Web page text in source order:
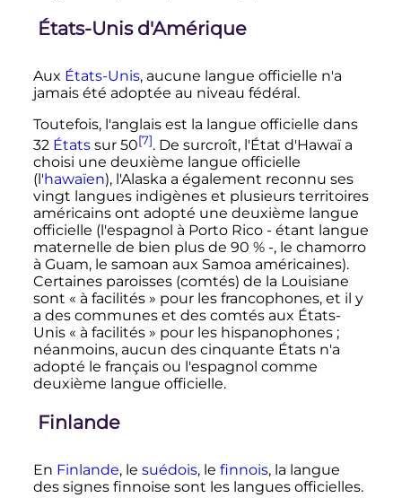
États-Unis d'Amérique
Aux États-Unis, aucune langue officielle n'a
jamais été adoptée au niveau fédéral.
Toutefois, l'anglais est la langue officielle dans
32 Étatssur 50[7]. De surcroît, l'État d'Hawaï a
choisi une deuxième langue officielle
(l'hawaïen), l'Alaska a également reconnu ses
vingt langues indigènes et plusieurs territoires
américains ont adopté une deuxième langue
officielle (l'espagnol à Porto Rico - étant langue
maternelle de bien plus de 90 % -, le chamorro
à Guam, le samoan aux Samoa américaines).
Certaines paroisses (comtés) de la Louisiane
sont « à facilités » pour les francophones, et il y
a des communes et des comtés aux États-
Unis « à facilités » pour les hispanophones ;
néanmoins, aucun des cinquante États n'a
adopté le français ou l'espagnol comme
deuxième langue officielle.
Finlande
En Finlande, le suédois, le finnois, la langue
des signes finnoise sont les langues officielles.